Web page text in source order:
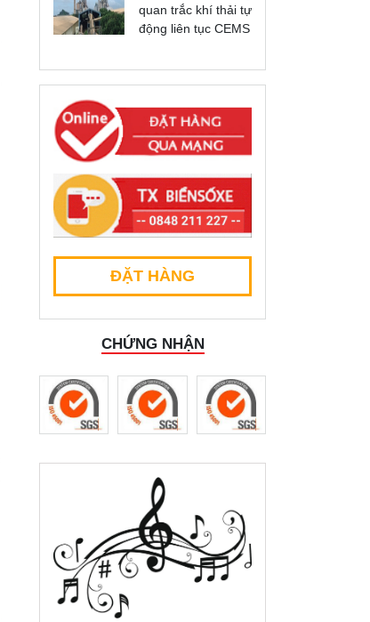
quan trắc khí thải tự
động liên tục CEMS
ĐẶT HÀNG
CHỨNG NHẬN